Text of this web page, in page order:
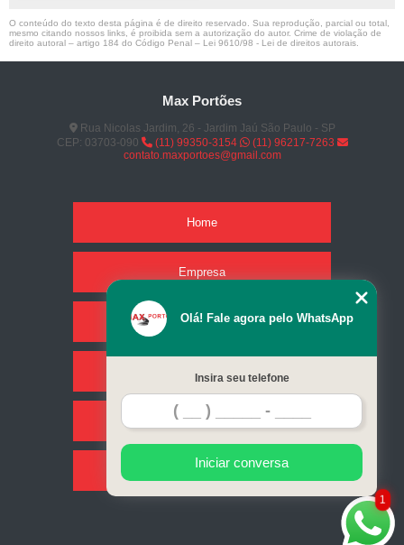
O conteúdo do texto desta página é de direito reservado. Sua reprodução, parcial ou total,
mesmo citando nossos links, é proibida sem a autorização do autor. Crime de violação de
direito autoral – artigo 184 do Código Penal – Lei 9610/98 - Lei de direitos autorais
Max Portões
Rua Nicolas Jardim, 26 - Jardim Jaú São Paulo - SP
CEP: 03703-090
(11) 99350-3154
(11) 96217-7263
contato.maxportoes@gmail.com
Home
Empresa
Missão
Serviços
Contato
Mapa do site
1
Olá! Fale agora pelo WhatsApp
Insira seu telefone
Iniciar conversa